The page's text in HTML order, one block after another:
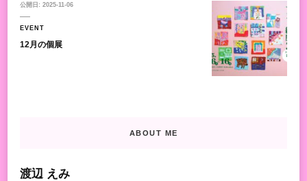
公開日: 2025-11-06
EVENT
12月の個展
ABOUT ME
渡辺 えみ